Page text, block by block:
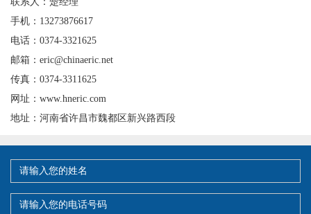
手机：13273876617
电话：0374-3321625
邮箱：eric@chinaeric.net
传真：0374-3311625
网址：www.hneric.com
地址：河南省许昌市魏都区新兴路西段